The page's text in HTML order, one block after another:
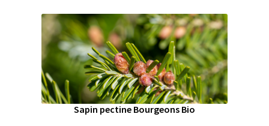
Sapin pectine Bourgeons Bio